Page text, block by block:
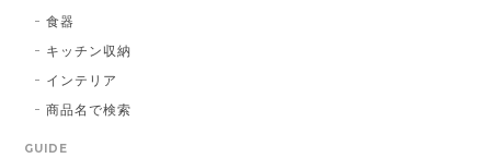
食器
キッチン収納
インテリア
商品名で検索
GUIDE